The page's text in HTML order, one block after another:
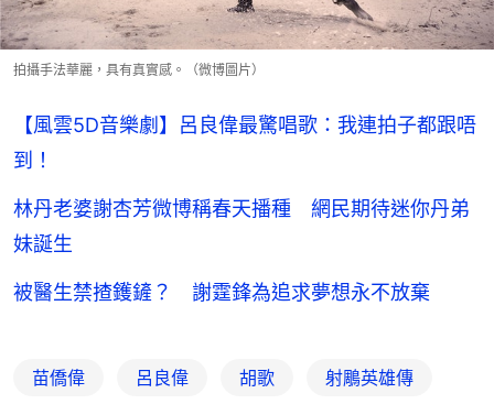
拍攝手法華麗，具有真實感。（微博圖片）
【風雲5D音樂劇】呂良偉最驚唱歌：我連拍子都跟唔
到！
林丹老婆謝杏芳微博稱春天播種 網民期待迷你丹弟
妹誕生
被醫生禁揸鑊鏟？ 謝霆鋒為追求夢想永不放棄
苗僑偉 呂良偉 胡歌 射鵰英雄傳